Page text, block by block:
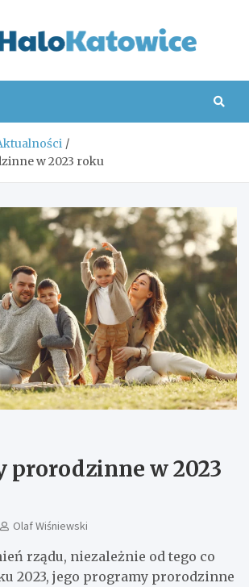
w 2023 roku
prorodzinne w 2023
Olaf Wiśniewski
rządu, niezależnie od tego co
2023, jego programy prorodzinne